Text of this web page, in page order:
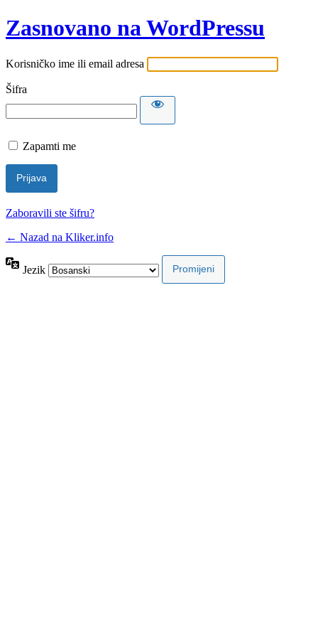
Zasnovano na WordPressu
Korisničko ime ili email adresa
Šifra
Zapamti me
Zaboravili ste šifru?
← Nazad na Kliker.info
Jezik